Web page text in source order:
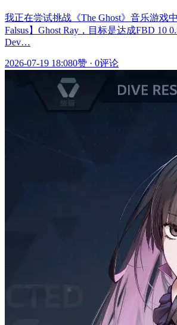
我正在尝试挑战《The Ghost》音乐游戏
Falsus】Ghost Ray，目标是达成FBD 10
Dev…
2026-07-19 18:080赞 · 0评论